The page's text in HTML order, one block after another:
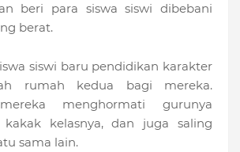
beri para siswa siswi dibebani
berat.
siswi baru pendidikan karakter
rumah kedua bagi mereka.
menghormati gurunya
kelasnya, dan juga saling
sama lain.